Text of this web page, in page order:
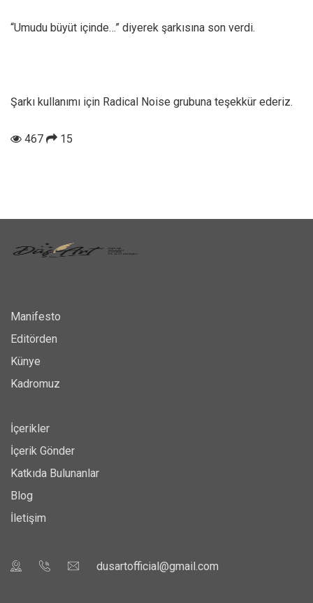
“Umudu büyüt içinde…” diyerek şarkısına son verdi.
Şarkı kullanımı için Radical Noise grubuna teşekkür ederiz.
467 15
Manifesto
Editörden
Künye
Kadromuz
İçerikler
İçerik Gönder
Katkıda Bulunanlar
Blog
İletişim
dusartofficial@gmail.com